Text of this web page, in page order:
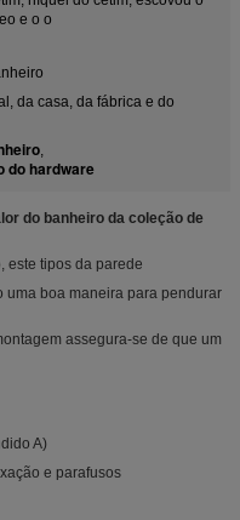
e o o
da casa, da fábrica e do
,
do hardware
do banheiro da coleção de
este tipos da parede
uma boa maneira para pendurar
assegura-se de que um
A)
e parafusos